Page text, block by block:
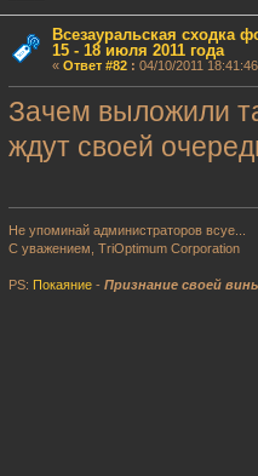
Всезауральская сходка
15 - 18 июля 2011 года
« Ответ #82: 04/10/2011
Зачем выложили
ждут своей
Не упоминай администраторов всуе...
С уважением, TriOptimum Corporation
PS: Покаяние -Признание своей